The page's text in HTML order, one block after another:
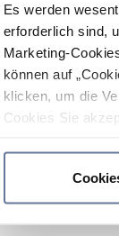
Es werden
erforderlich sind,
Marketing-
können auf
klicken, um die
Cookies Sie